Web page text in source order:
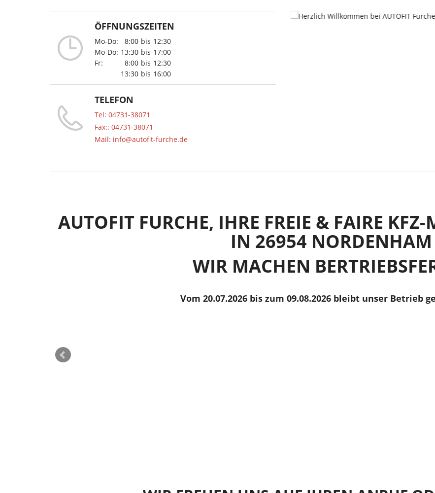
ÖFFNUNGSZEITEN
Mo-Do: 8:00 bis 12:30
Mo-Do: 13:30 bis 17:00
Fr:
8:00 bis 12:30
13:30 bis 16:00
TELEFON
Tel: 04731-38071
Fax:: 04731-38071
Mail: info@autofit-furche.de
AUTOFIT FURCHE, IHRE FREIE & FAIRE KFZ-
IN 26954 NORDENHAM
WIR MACHEN
Vom 20.07.2026 bis zum 09.08.2026 bleibt unser Betrieb